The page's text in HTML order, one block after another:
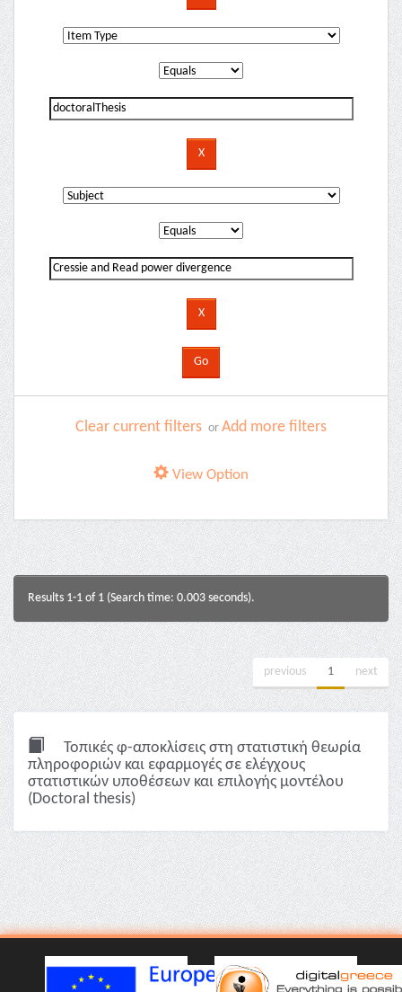
Clear current filters or Add more filters
View Option
Results 1-1 of 1 (Search time: 0.003 seconds).
previous 1 next
Τοπικές φ-αποκλίσεις στη στατιστική θεωρία
πληροφοριών και εφαρμογές σε ελέγχους
στατιστικών υποθέσεων και επιλογής μοντέλου
(Doctoral thesis)